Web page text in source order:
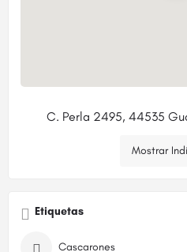
C. Perla 2495, 44535
Mostrar
Etiquetas
Cascarones